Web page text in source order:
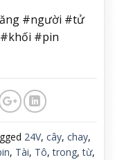
#người #tử
#pin
24V, cây, chay,
, Tài, Tô,trong,từ,